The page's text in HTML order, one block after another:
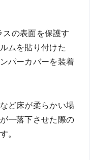
の表面を保護す
ムを貼り付けた
パーカバーを装着
ど床が柔らかい場
一落下させた際の
。